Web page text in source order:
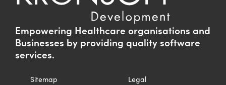
Empowering Healthcare organisations and
Businesses by providing quality software
services.
Sitemap Legal